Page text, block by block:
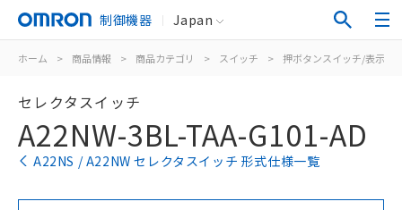
制御機器 Japan
ホーム > 商品情報 > 商品カテゴリ > スイッチ > 押ボタンスイッチ/表示灯
セレクタスイッチ
A22NW-3BL-TAA-G101-AD
A22NS / A22NW セレクタスイッチ 形式仕様一覧